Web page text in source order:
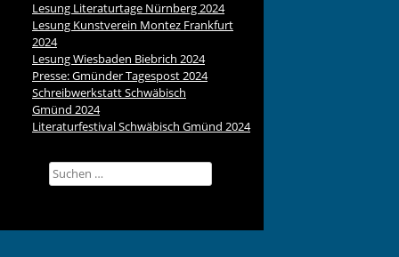
Lesung Literaturtage Nürnberg 2024
Lesung Kunstverein Montez Frankfurt
2024
Lesung Wiesbaden Biebrich 2024
Presse: Gmünder Tagespost 2024
Schreibwerkstatt Schwäbisch
Gmünd 2024
Literaturfestival Schwäbisch Gmünd 2024
Suchen
nach: